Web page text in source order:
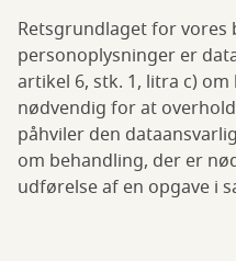
Retsgrundlaget for vores
personoplysninger er
artikel 6, stk. 1, litra c)
nødvendig for at
påhviler den
om behandling, der er
udførelse af en opgave i